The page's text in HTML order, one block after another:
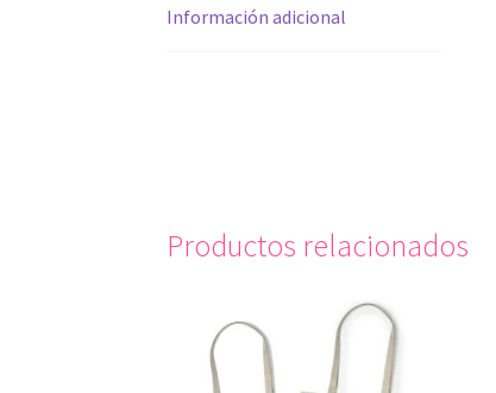
Información adicional
Productos relacionados